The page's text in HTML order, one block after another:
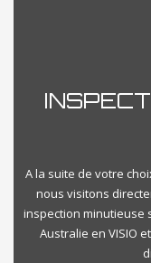
A la suite de votre
nous visitons
inspection minutieuse
Australie en VISIO